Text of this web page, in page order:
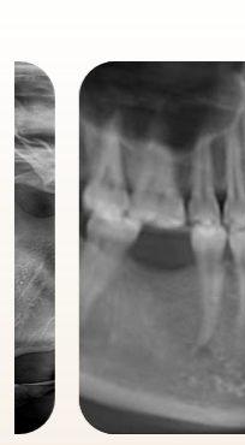
Đức tập trung vào
phương pháp điều
dựa trên khoa học
thực tiễn, đảm bảo
răng vững chắc,
mỹ và sử dụng lâu